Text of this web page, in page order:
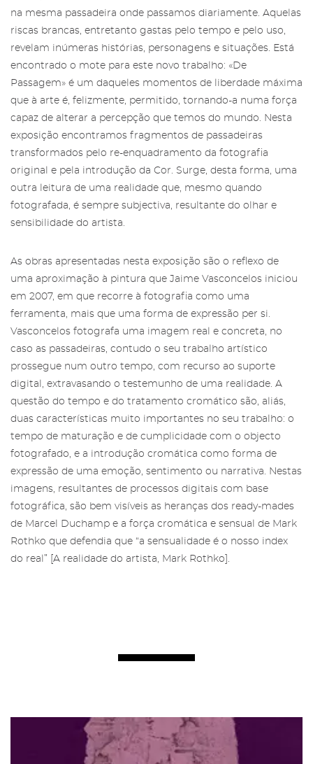
na mesma passadeira onde passamos diariamente. Aquelas
riscas brancas, entretanto gastas pelo tempo e pelo uso,
revelam inúmeras histórias, personagens e situações. Está
encontrado o mote para este novo trabalho: «De
Passagem» é um daqueles momentos de liberdade máxima
que à arte é, felizmente, permitido, tornando-a numa força
capaz de alterar a percepção que temos do mundo. Nesta
exposição encontramos fragmentos de passadeiras
transformados pelo re-enquadramento da fotografia
original e pela introdução da Cor. Surge, desta forma, uma
outra leitura de uma realidade que, mesmo quando
fotografada, é sempre subjectiva, resultante do olhar e
sensibilidade do artista.
As obras apresentadas nesta exposição são o reflexo de
uma aproximação à pintura que Jaime Vasconcelos iniciou
em 2007, em que recorre à fotografia como uma
ferramenta, mais que uma forma de expressão per si.
Vasconcelos fotografa uma imagem real e concreta, no
caso as passadeiras, contudo o seu trabalho artístico
prossegue num outro tempo, com recurso ao suporte
digital, extravasando o testemunho de uma realidade. A
questão do tempo e do tratamento cromático são, aliás,
duas características muito importantes no seu trabalho: o
tempo de maturação e de cumplicidade com o objecto
fotografado, e a introdução cromática como forma de
expressão de uma emoção, sentimento ou narrativa. Nestas
imagens, resultantes de processos digitais com base
fotográfica, são bem visíveis as heranças dos ready-mades
de Marcel Duchamp e a força cromática e sensual de Mark
Rothko que defendia que “a sensualidade é o nosso index
do real” [A realidade do artista, Mark Rothko].
Área reservada para Amigos das